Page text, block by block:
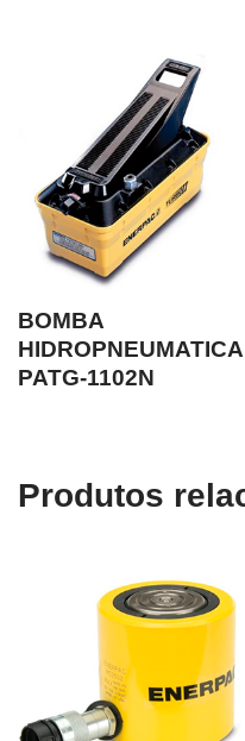
BOMBA
HIDROPNEUMATICA
PATG-1102N
Produtos